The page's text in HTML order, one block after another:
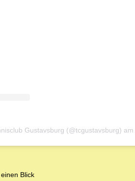
Gustavsburg (@tcgustavsburg) am
Blick